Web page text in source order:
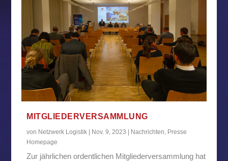
MITGLIEDERVERSAMMLUNG
von Netzwerk Logistik | Nov. 9, 2023 | Nachrichten Presse
Homepage
Zur jährlichen ordentlichen Mitgliederversammlung hat